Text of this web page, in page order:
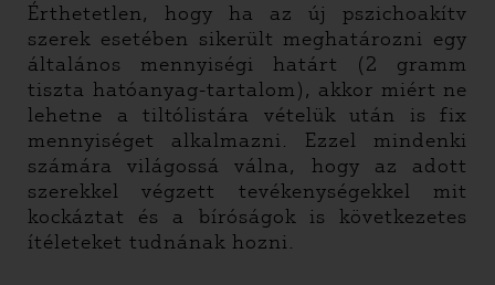
Érthetetlen, hogy ha az új pszichoakítv
szerek esetében sikerült meghatározni egy
általános mennyiségi határt (2 gramm
tiszta hatóanyag-tartalom), akkor miért ne
lehetne a tiltólistára vételük után is fix
mennyiséget alkalmazni. Ezzel mindenki
számára világossá válna, hogy az adott
szerekkel végzett tevékenységekkel mit
kockáztat és a bíróságok is következetes
ítéleteket tudnának hozni.